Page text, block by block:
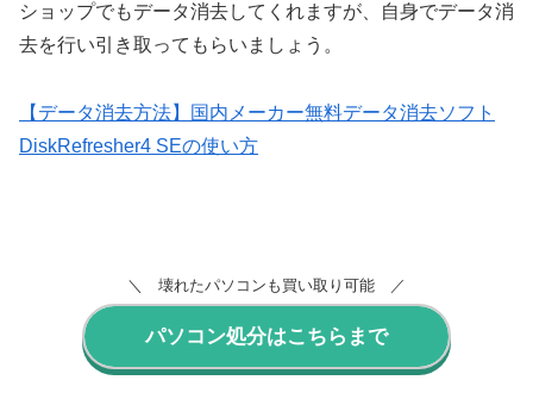
ショップでもデータ消去してくれますが、自身でデータ消
去を行い引き取ってもらいましょう。
【データ消去方法】国内メーカー無料データ消去ソフト
DiskRefresher4 SEの使い方
＼ 壊れたパソコンも買い取り可能 ／
パソコン処分はこちらまで